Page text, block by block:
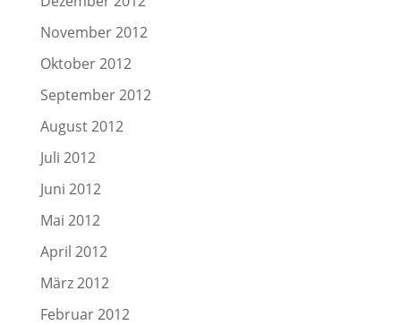
November 2012
Oktober 2012
September 2012
August 2012
Juli 2012
Juni 2012
Mai 2012
April 2012
März 2012
Februar 2012